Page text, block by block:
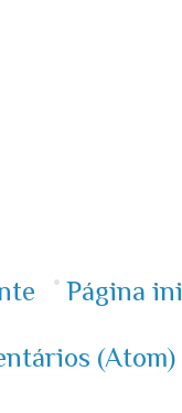
Página
(Atom)